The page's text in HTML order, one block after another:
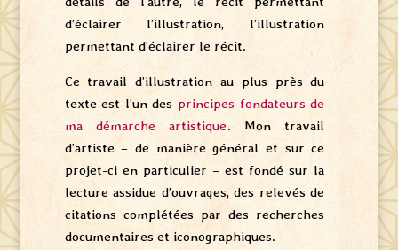
d’éclairer l’illustration, l’illustration
permettant d’éclairer le récit.
Ce travail d’illustration au plus près du
texte est l’un des principes fondateurs de
ma démarche artistique. Mon travail
d’artiste – de manière général et sur ce
projet-ci en particulier – est fondé sur la
lecture assidue d’ouvrages, des relevés de
citations complétées par des recherches
documentaires et iconographiques.